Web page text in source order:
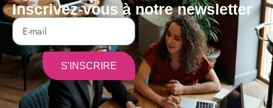
Inscrivez-vous à notre newsletter
S'INSCRIRE
Alternative: